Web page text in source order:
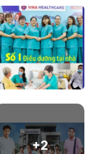
+2